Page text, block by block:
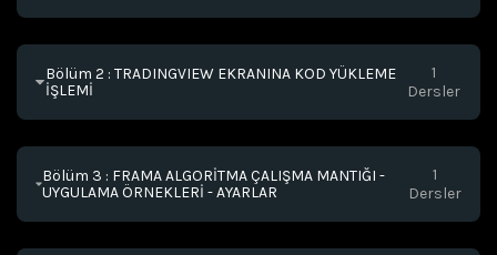
Bölüm 2 : TRADINGVIEW EKRANINA KOD YÜKLEME
İŞLEMİ
1
Dersler
Bölüm 3 : FRAMA ALGORİTMA ÇALIŞMA MANTIĞI -
UYGULAMA ÖRNEKLERİ - AYARLAR
1
Dersler